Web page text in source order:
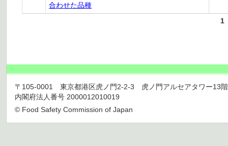
合わせた品種
1
〒105-0001 東京都港区虎ノ門2-2-3 虎ノ門アルセアタワー13
内閣府法人番号 2000012010019
© Food Safety Commission of Japan